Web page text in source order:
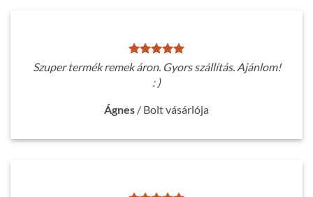
Szuper termék remek áron. Gyors szállítás. Ajánlom!
: )
Ágnes / Bolt vásárlója